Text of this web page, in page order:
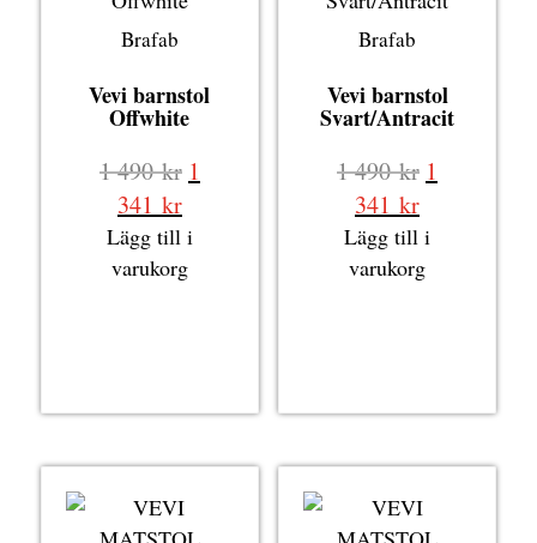
Brafab
Vevi barnstol
Offwhite
1 490kr Det
priset
var:
1
341 krDet
nuvarande
priset
Lägg till i
varukorg
Brafab
Vevi barnstol
Svart/Antracit
1 490kr Det
priset
var:
1
341 krDet
nuvarande
priset
Lägg till i
varukorg